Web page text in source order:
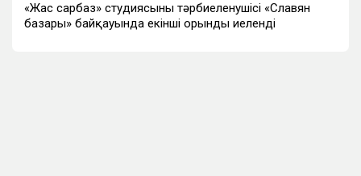
«Жас сарбаз» студиясының тәрбиеленушісі «Славян
базары» байқауында екінші орынды иеленді